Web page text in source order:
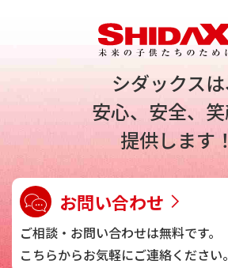
シダックスは
安心、安全、
提供します！
お問い合わせ
ご相談・お問い合わせは無料です。
こちらからお気軽にご連絡ください。